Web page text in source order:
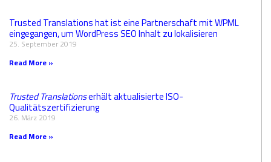
Trusted Translations hat ist eine Partnerschaft mit WPML
eingegangen, um WordPress SEO Inhalt zu lokalisieren
25. September 2019
Read More »
Trusted Translationserhält aktualisierte ISO-
Qualitätszertifizierung
26. März 2019
Read More »